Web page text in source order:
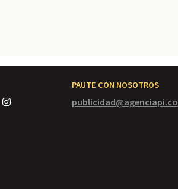
PAUTE CON NOSOTROS
publicidad@agenciapi.co